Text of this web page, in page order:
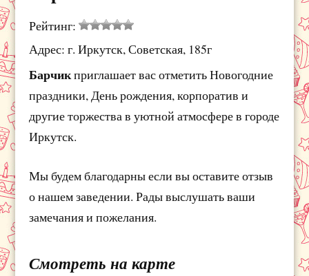
Рейтинг:
Адрес: г. Иркутск, Советская, 185г
Барчикприглашает вас отметить Новогодние
праздники, День рождения, корпоратив и
другие торжества в уютной атмосфере в городе
Иркутск.
Мы будем благодарны если вы оставите отзыв
о нашем заведении. Рады выслушать ваши
замечания и пожелания.
Смотреть на карте